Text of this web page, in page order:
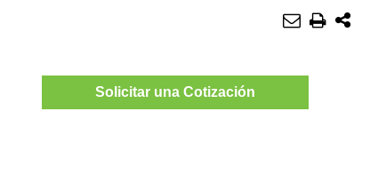
Solicitar una Cotización